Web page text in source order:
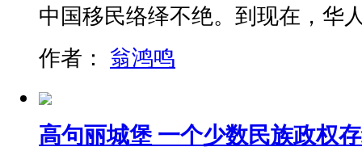
中国移民络绎不绝。到现在，
作者： 翁鸿鸣
高句丽城堡 一个少数民族政权